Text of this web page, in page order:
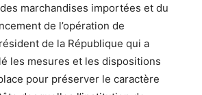
marchandises importées et du
de l’opération de
de la République qui a
les mesures et les dispositions
pour préserver le caractère